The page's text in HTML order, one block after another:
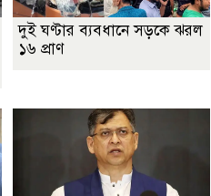
দুই ঘণ্টার ব্যবধানে সড়কে ঝরল
১৬ প্রাণ